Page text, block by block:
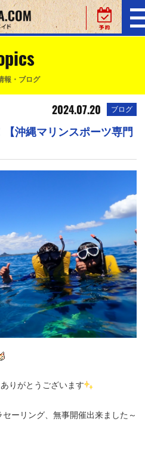
報・ブログ
2024.07.20 ブログ
沖縄マリンスポーツ専門
りがとうございます
ーリング、無事開催出来ました～